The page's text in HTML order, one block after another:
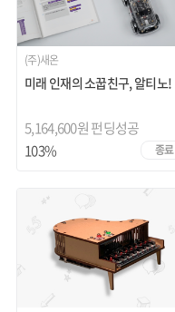
(주)새온
미래 인재의 소꿉친구, 알티노!
5,164,600원 펀딩성공
종료
103%